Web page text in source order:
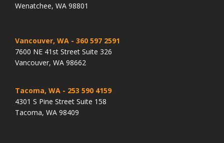
Wenatchee, WA 98801
Vancouver, WA - 360 597 2591
7600 NE 41st Street Suite 326
Vancouver, WA 98662
Tacoma, WA - 253 590 4159
4301 S Pine Street Suite 158
Tacoma, WA 98409